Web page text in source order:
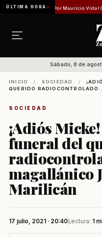
ÚLTIMA HORA
histórica [Por Mauricio Vidal Guerra]
Sábado, 8 de
INICIO / SOCIEDAD /
QUERIDO RADIOCONTROLADO...
SOCIEDAD
¡Adiós
funeral del
magallánico
Marilicán
17 julio, 2021 · 20:40Lectura: 1